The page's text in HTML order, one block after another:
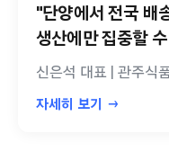
"단양에서 전국 배
생산에만 집중할
신은석 대표 | 관주식
자세히 보기 →